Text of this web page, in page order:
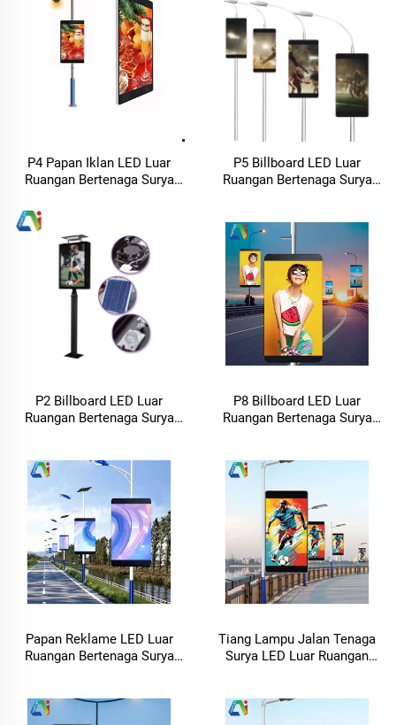
P4 Papan Iklan LED Luar
Ruangan Bertenaga Surya
Layar LED & Tiang Lampu
P5 Billboard LED Luar
Ruangan Bertenaga Surya
Jalan
P2 Billboard LED Luar
Ruangan Bertenaga Surya
Jalan
P8 Billboard LED Luar
Ruangan Bertenaga Surya
Jalan
Papan Reklame LED Luar
Ruangan Bertenaga Surya
Lampu Jalan
Tiang Lampu Jalan Tenaga
Surya LED Luar Ruangan